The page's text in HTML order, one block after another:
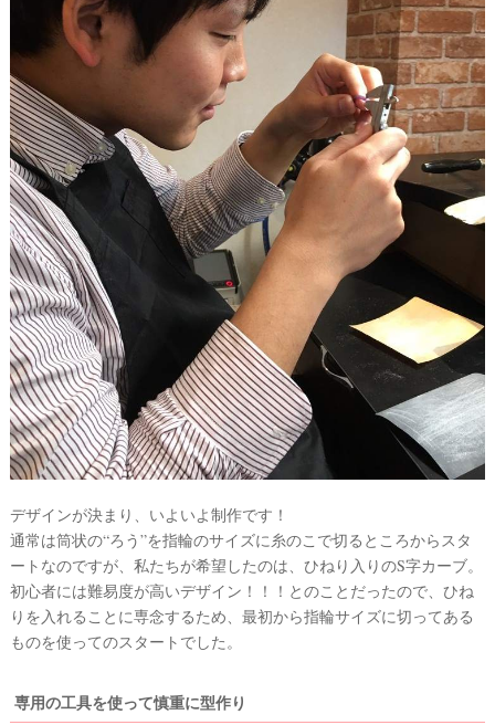
デザインが決まり、いよいよ制作です！
通常は筒状の“ろう”を指輪のサイズに糸のこで切るところからスタ
ートなのですが、私たちが希望したのは、ひねり入りのS字カーブ。
初心者には難易度が高いデザイン！！！とのことだったので、ひね
りを入れることに専念するため、最初から指輪サイズに切ってある
ものを使ってのスタートでした。
専用の工具を使って慎重に型作り
ス
#
プ
チ
ギ
フ
ト
沖
ビ
チ
フ
ォ
ト
結
婚
の
段
り